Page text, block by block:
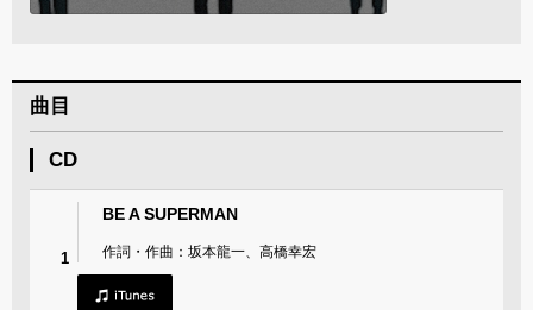
曲目
CD
1
BE A SUPERMAN
作詞・作曲：坂本龍一、高橋幸宏